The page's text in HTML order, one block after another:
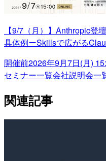
【9/7（月）】Anthropic登
具体例ーSkillsで広がる
開催前2026年9月7日(月)
セミナー一覧会社説明会一
関連記事